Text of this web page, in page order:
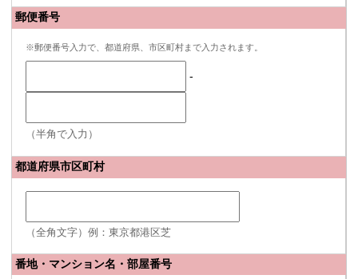
郵便番号
※郵便番号入力で、都道府県、市区町村まで入力されます。
-
（半角で入力）
都道府県市区町村
（全角文字）例：東京都港区芝
番地・マンション名・部屋番号